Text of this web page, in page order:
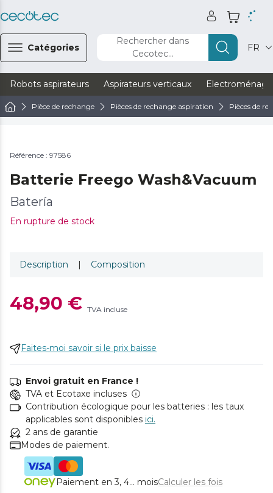
Catégories
Rechercher dans
Cecotec...
FR
Robots aspirateurs Aspirateurs verticaux
Pièce de rechange Pièces de rechange aspiration Pièces de
Référence : 97586
Batterie Freego Wash&Vacuum
Batería
En rupture de stock
Description | Composition
48,90 € TVA incluse
Faites-moi savoir si le prix baisse
Envoi gratuit en France !
TVA et Ecotaxe incluses
Contribution écologique pour les batteries : les taux
applicables sont disponibles ici.
2 ans de garantie
Modes de paiement.
Paiement en 3, 4... moisCalculer les fois